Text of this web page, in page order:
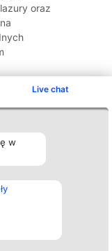
Live chat
w
oraz
Kontakt